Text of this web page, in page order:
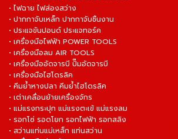
• ไฟฉาย ไฟส่องสว่าง
• ปากกาจับเหล็ก ปากกาจับชิ้นงาน
• ประแจขันปอนด์ ประแจทอร์ค
• เครื่องมือไฟฟ้า POWER TOOLS
• เครื่องมือลม AIR TOOLS
• เครื่องมืออัดจารบี ปั๊มอัดจารบี
• เครื่องมือไฮโดรลิค
• คีมย้ำหางปลา คีมย้ำไฮโดรลิค
• เต่าเคลื่อนย้ายเครื่องจักร
• แม่แรงกระปุก แม่แรงตะเข้ แม่แรงลม
• รอกโซ่ รอดโยก รอกไฟฟ้า รอกสลิง
• สว่านแท่นแม่เหล็ก แท่นสว่าน